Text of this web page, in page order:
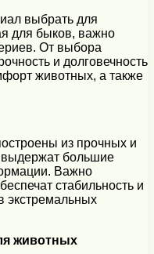
выбрать для
для быков, важно
От выбора
и долговечность
животных, а также
из прочных и
большие
Важно
стабильность и
экстремальных
животных